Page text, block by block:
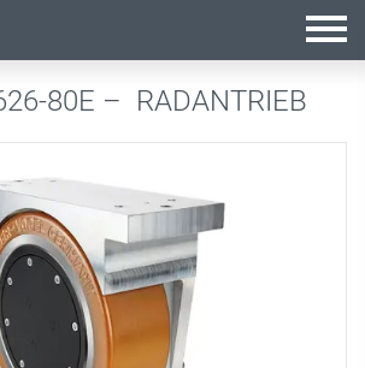
80E – RADANTRIEB